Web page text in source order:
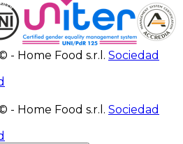
- Home Food s.r.l. Sociedad
- Home Food s.r.l. Sociedad